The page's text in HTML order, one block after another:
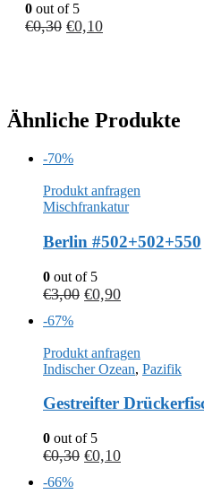
0 out of 5
€0,30 €0,10
Ähnliche Produkte
-70%
Produkt anfragen
Mischfrankatur
Berlin #502+502+550
0 out of 5
€3,00 €0,90
-67%
Produkt anfragen
Indischer Ozean, Pazifik
Gestreifter
0 out of 5
€0,30 €0,10
-66%